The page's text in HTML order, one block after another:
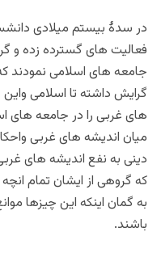
در سدۀ بیستم میلادی
فعالیت های گسترده زده و
جامعه های اسلامی نمودند
گرایش داشته تا اسلامی
های غربی را در جامعه های
میان اندیشه های غربی
دینی به نفع اندیشه های
که گروهی از ایشان تمام
به گمان اینکه این چیزها
باشند.